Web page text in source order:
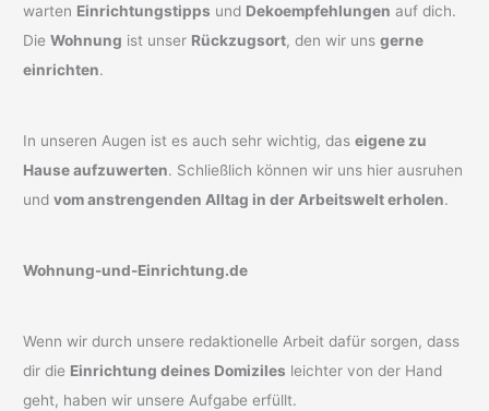
warten Einrichtungstipps und Dekoempfehlungen auf dich.
DieWohnung ist unser Rückzugsort, den wir unsgerne
einrichten.
In unseren Augen ist es auch sehr wichtig, daseigene zu
Hause aufzuwerten. Schließlich können wir uns hier ausruhen
undvom anstrengenden Alltag in der Arbeitswelt erholen.
Wohnung-und-Einrichtung.de
Wenn wir durch unsere redaktionelle Arbeit dafür sorgen, dass
dir die Einrichtung deines Domiziles leichter von der Hand
geht, haben wir unsere Aufgabe erfüllt.